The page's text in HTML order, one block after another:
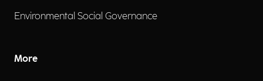
Environmental Social Governance
More